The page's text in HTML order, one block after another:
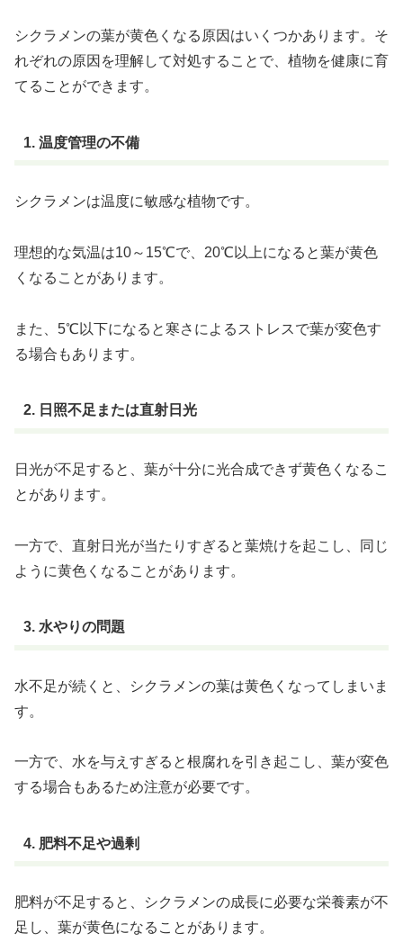
シクラメンの葉が黄色くなる原因はいくつかあります。そ
れぞれの原因を理解して対処することで、植物を健康に育
てることができます。
1. 温度管理の不備
シクラメンは温度に敏感な植物です。
理想的な気温は10～15℃で、20℃以上になると葉が黄色
くなることがあります。
また、5℃以下になると寒さによるストレスで葉が変色す
る場合もあります。
2. 日照不足または直射日光
日光が不足すると、葉が十分に光合成できず黄色くなるこ
とがあります。
一方で、直射日光が当たりすぎると葉焼けを起こし、同じ
ように黄色くなることがあります。
3. 水やりの問題
水不足が続くと、シクラメンの葉は黄色くなってしまいま
す。
一方で、水を与えすぎると根腐れを引き起こし、葉が変色
する場合もあるため注意が必要です。
4. 肥料不足や過剰
肥料が不足すると、シクラメンの成長に必要な栄養素が不
足し、葉が黄色になることがあります。